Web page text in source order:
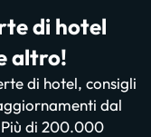
di hotel
altro!
di hotel, consigli
dal
di 200.000